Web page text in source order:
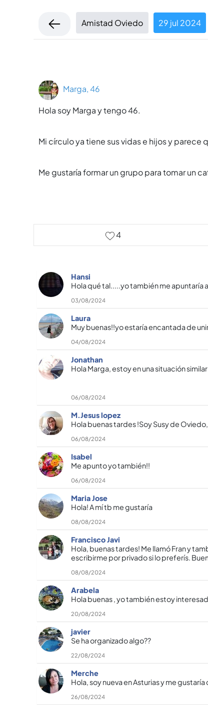
Amistad Oviedo 29 jul 2024
Marga, 46
Hola soy Marga y tengo 46.
Mi círculo ya tiene sus vidas e hijos y
Me gustaría formar un grupo para tomar un
4
Hansi
Hola qué tal.....yo también me apuntaría
03/08/2024
Laura
Muy buenas!!yo estaría encantada de
04/08/2024
Jonathan
Hola Marga, estoy en una situación
06/08/2024
M.Jesus lopez
Hola buenas tardes !Soy Susy de
06/08/2024
Isabel
Me apunto yo también!!
06/08/2024
Maria Jose
Hola! A mí tb me gustaría
08/08/2024
Francisco Javi
Hola, buenas tardes! Me llamó Fran y
escribirme por privado si lo preferís.
08/08/2024
Arabela
Hola buenas , yo también estoy
20/08/2024
javier
Se ha organizado algo??
22/08/2024
Merche
Hola, soy nueva en Asturias y me
26/08/2024